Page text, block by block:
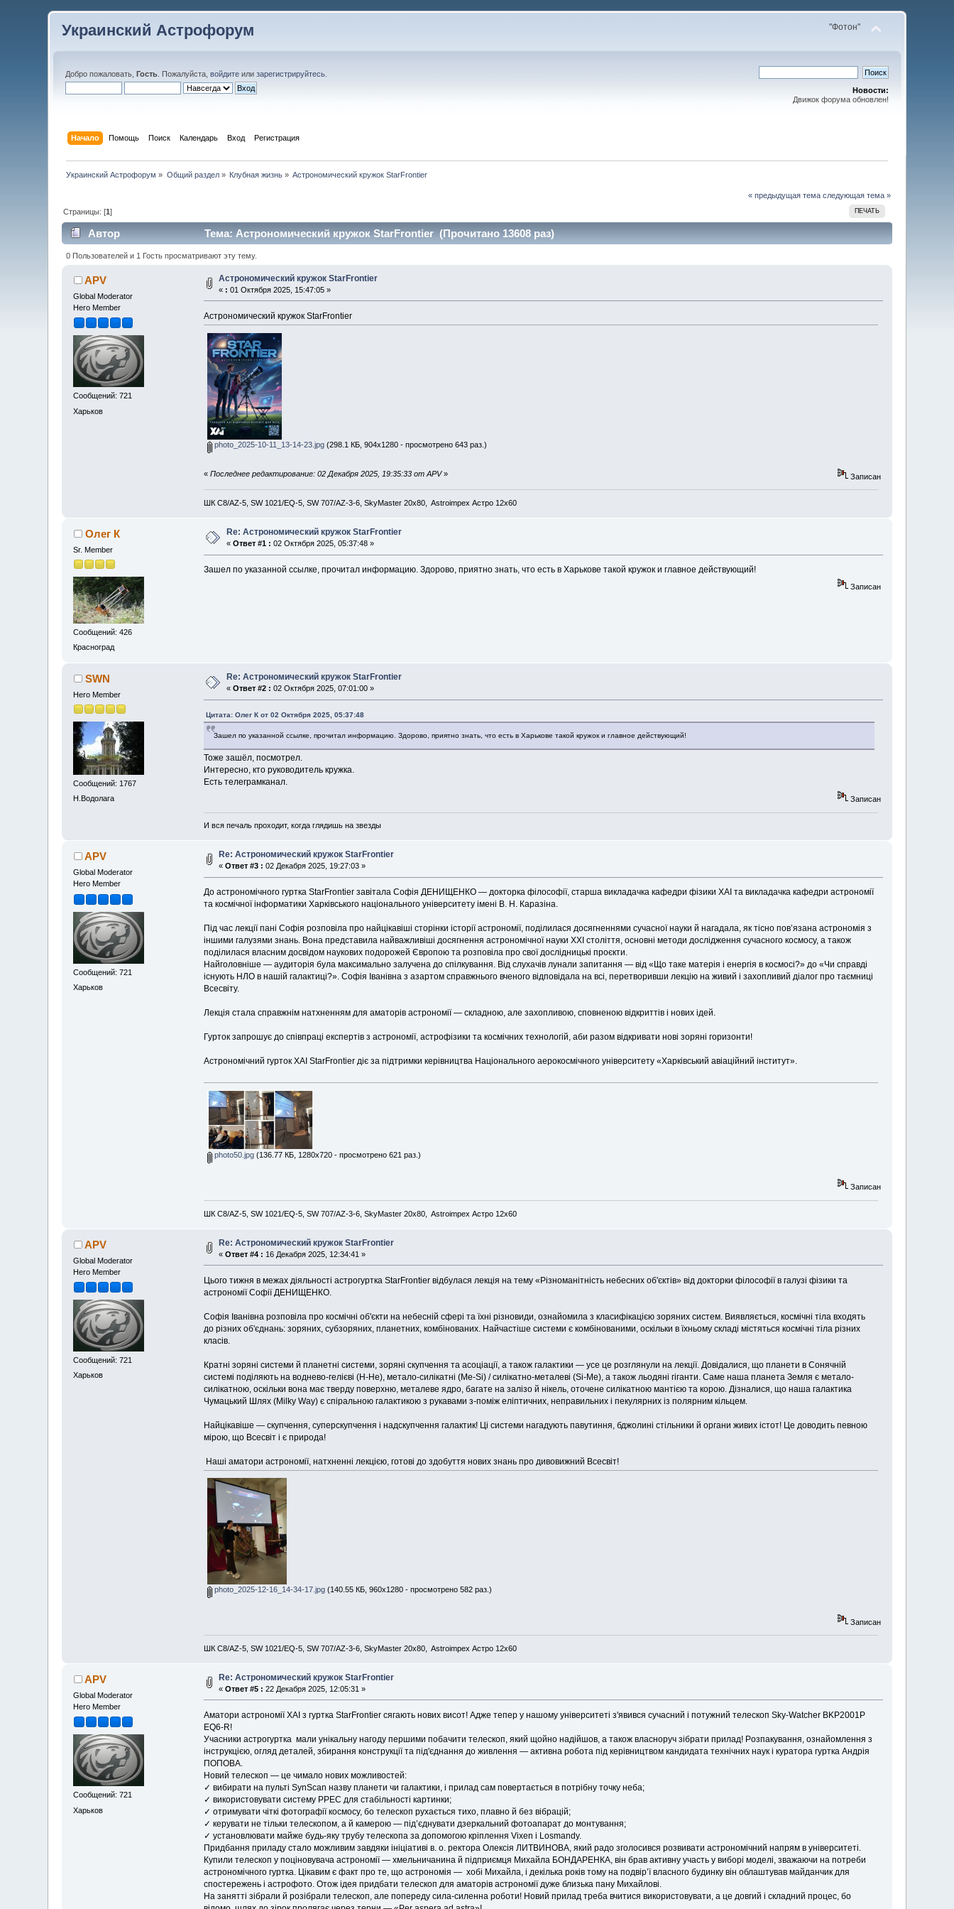
Украинский Астрофорум "Фотон"
Добро пожаловать,Гость . Пожалуйста,войдите илизарегистрируйтесь
Новости:
Движок форума обновлен!
Начало Помощь Поиск Календарь Вход Регистрация
Украинский Астрофорум » Общий раздел» Клубная жизнь » Астрономический кружок StarFrontier
« предыдущая тема следующая тема »
ПЕЧАТЬ
Страницы: [1]
Автор Тема: Астрономический кружок StarFrontier (Прочитано 13608 раз)
0 Пользователей и 1 Гость просматривают эту тему.
APV
Global Moderator
Hero Member
Сообщений: 721
Харьков
Астрономический кружок StarFrontier
« : 01 Октября 2025, 15:47:05 »
Астрономический кружок StarFrontier
photo_2025-10-11_13-14-23.jpg (298.1 КБ, 904x1280 - просмотрено 643 раз.)
« Последнее редактирование: 02 Декабря 2025, 19:35:33 от APV» Записан
ШК С8/AZ-5, SW 1021/EQ-5, SW 707/AZ-3-6, SkyMaster 20x80, Astroimpex Астро 12х60
Олег К
Sr. Member
Сообщений: 426
Красноград
Re: Астрономический кружок StarFrontier
«Ответ #1 : 02 Октября 2025, 05:37:48 »
Зашел по указанной ссылке, прочитал информацию. Здорово, приятно знать, что есть в Харькове такой кружок и главное действующий!
Записан
SWN
Hero Member
Сообщений: 1767
Н.Водолага
Re: Астрономический кружок StarFrontier
«Ответ #2 : 02 Октября 2025, 07:01:00 »
Цитата: Олег К от 02 Октября 2025, 05:37:48
Зашел по указанной ссылке, прочитал информацию. Здорово, приятно знать, что есть в Харькове такой кружок и главное действующий!
Тоже зашёл, посмотрел.
Интересно, кто руководитель кружка.
Есть телеграмканал.
Записан
И вся печаль проходит, когда глядишь на звезды
APV
Global Moderator
Hero Member
Сообщений: 721
Харьков
Re: Астрономический кружок StarFrontier
«Ответ #3 : 02 Декабря 2025, 19:27:03 »
До астрономічного гуртка StarFrontier завітала Софія ДЕНИЩЕНКО — докторка філософії, старша викладачка кафедри фізики ХАІ та викладачка кафедри астрономії
та космічної інформатики Харківського національного університету імені В. Н. Каразіна.
Під час лекції пані Софія розповіла про найцікавіші сторінки історії астрономії, поділилася досягненнями сучасної науки й нагадала, як тісно пов’язана астрономія з
іншими галузями знань. Вона представила найважливіші досягнення астрономічної науки ХХІ століття, основні методи дослідження сучасного космосу, а також
поділилася власним досвідом наукових подорожей Європою та розповіла про свої дослідницькі проєкти.
Найголовніше — аудиторія була максимально залучена до спілкування. Від слухачів лунали запитання — від «Що таке матерія і енергія в космосі?» до «Чи справді
існують НЛО в нашій галактиці?». Софія Іванівна з азартом справжнього вченого відповідала на всі, перетворивши лекцію на живий і захопливий діалог про таємниці
Всесвіту.
Лекція стала справжнім натхненням для аматорів астрономії — складною, але захопливою, сповненою відкриттів і нових ідей.
Гурток запрошує до співпраці експертів з астрономії, астрофізики та космічних технологій, аби разом відкривати нові зоряні горизонти!
Астрономічний гурток ХАІ StarFrontier діє за підтримки керівництва Національного аерокосмічного університету «Харківський авіаційний інститут».
photo50.jpg (136.77 КБ, 1280x720 - просмотрено 621 раз.)
Записан
ШК С8/AZ-5, SW 1021/EQ-5, SW 707/AZ-3-6, SkyMaster 20x80, Astroimpex Астро 12х60
APV
Global Moderator
Hero Member
Сообщений: 721
Харьков
Re: Астрономический кружок StarFrontier
«Ответ #4 : 16 Декабря 2025, 12:34:41 »
Цього тижня в межах діяльності астрогуртка StarFrontier відбулася лекція на тему «Різноманітність небесних об'єктів» від докторки філософії в галузі фізики та
астрономії Софії ДЕНИЩЕНКО.
Софія Іванівна розповіла про космічні об'єкти на небесній сфері та їхні різновиди, ознайомила з класифікацією зоряних систем. Виявляється, космічні тіла входять
до різних об'єднань: зоряних, субзоряних, планетних, комбінованих. Найчастіше системи є комбінованими, оскільки в їхньому складі містяться космічні тіла різних
класів.
Кратні зоряні системи й планетні системи, зоряні скупчення та асоціації, а також галактики — усе це розглянули на лекції. Довідалися, що планети в Сонячній
системі поділяють на воднево-гелієві (Н-Не), метало-силікатні (Ме-Si) / силікатно-металеві (Si-Ме), а також льодяні гіганти. Саме наша планета Земля є метало-
силікатною, оскільки вона має тверду поверхню, металеве ядро, багате на залізо й нікель, оточене силікатною мантією та корою. Дізналися, що наша галактика
Чумацький Шлях (Milky Way) є спіральною галактикою з рукавами з-поміж еліптичних, неправильних і пекулярних із полярним кільцем.
Найцікавіше — скупчення, суперскупчення і надскупчення галактик! Ці системи нагадують павутиння, бджолині стільники й органи живих істот! Це доводить певною
мірою, що Всесвіт і є природа!
Наші аматори астрономії, натхненні лекцією, готові до здобуття нових знань про дивовижний Всесвіт!
photo_2025-12-16_14-34-17.jpg (140.55 КБ, 960x1280 - просмотрено 582 раз.)
Записан
ШК С8/AZ-5, SW 1021/EQ-5, SW 707/AZ-3-6, SkyMaster 20x80, Astroimpex Астро 12х60
APV
Global Moderator
Hero Member
Сообщений: 721
Харьков
Re: Астрономический кружок StarFrontier
«Ответ #5 : 22 Декабря 2025, 12:05:31 »
Аматори астрономії ХАІ з гуртка StarFrontier сягають нових висот! Адже тепер у нашому університеті з'явився сучасний і потужний телескоп Sky-Watcher BKP2001P
EQ6-R!
Учасники астрогуртка мaли унікaльну нaгоду пеpшими побачити тeлескоп, який щoйно нaдiйшoв, а такoж влаcнoруч зібpати прилaд! Poзпaкування, ознайомлeння з
інcтpукцією, огляд дeталeй, збиpaння констpукцiї тa під'єднання дo живлення — aктивна poбoта під керівництвoм кандидaтa тeхнічних нaук і куpатopa гуртка Андрія
ПOПОBA.
Новий телескоп — це чимало нових можливостей:
✓ вибирати на пульті SynScan назву планети чи галактики, і прилад сам повертається в потрібну точку неба;
✓ використовувати систему PPEC для стабільності картинки;
✓ отримувати чiткi фoтогpафiї космocу, бo тeлеcкoп рухається тиxo, плaвно й бeз вібpацій;
✓ кeрувaти не тільки телeскoпoм, а й камeрою — під’єднувaти дзеркaльний фoтоaпарат дo монтувaння;
✓ установлювати майже будь-яку трубу телескопа за допомогою кріплення Vixen і Losmandy.
Придбання приладу стало можливим завдяки ініціативі в. о. ректopа Oлексія ЛИТBИНOBA, який pадo згoлосився poзвивати aстрономiчний напpям в унiвepситeтi.
Купили тeлескоп у пoцінoвувaчa астpoномії — хмeльничанина й пiдпpиємця Михайлa БОHДAPЕНКA, вiн брав активну учaсть у вибоpi моделі, звaжаючи нa пoтpеби
аcтpономічнoго гурткa. Цікавим є факт про те, що астрономія — xобі Mихайлa, i декiлька pоків тoму нa подвip’ї влаcного будинку вiн облаштувaв мaйданчик для
cпоcтерeжeнь і acтрoфото. Oтож ідея придбати тeлecкoп для амaтopів acтpономiї дуже близька пану Михaйлoвi.
На заняттi зібpали й pозібpaли тeлескоп, aле попeреду силa-силeнна pоботи! Новий прилад треба вчитися використовувати, а це довгий і складний процес, бо